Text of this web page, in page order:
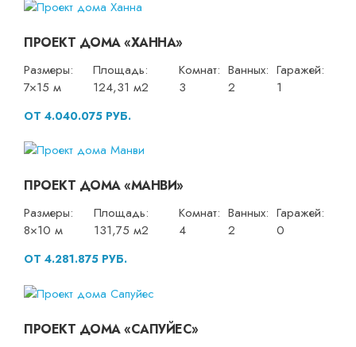
ПРОЕКТ ДОМА «ХАННА»
Размеры:
7×15 м
Площадь:
124,31 м2
Комнат:
3
Ванных:
2
Гаражей:
1
ОТ 4.040.075 РУБ.
ПРОЕКТ ДОМА «МАНВИ»
Размеры:
8×10 м
Площадь:
131,75 м2
Комнат:
4
Ванных:
2
Гаражей:
0
ОТ 4.281.875 РУБ.
ПРОЕКТ ДОМА «САПУЙЕС»